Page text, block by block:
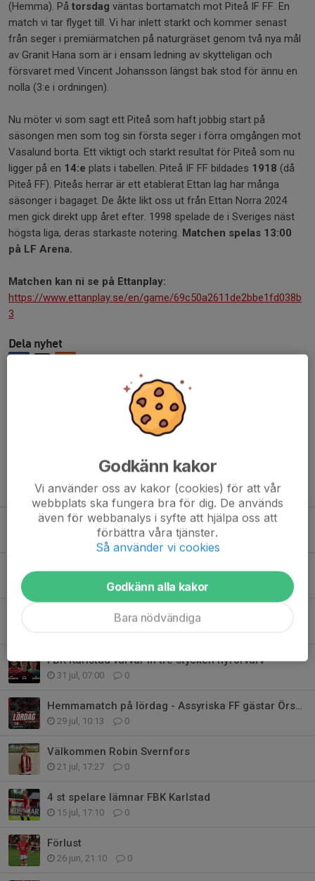
(Hemma). På torsdag väntas bortamatch mot Piteå IF FF. En
match vi tar flyget till. Vi har inlett starkt och kommer senast
från seger i premiärmatchen på naturgräset genom två nya mål
av Granit Hana som är i ensam ledning av skytteligan och
försvaret med Vincent Johansson längst bak stod för ännu en
nolla (3:e i ordningen).
Nu möter vi som sagt ett Piteå som haft jobbig start på
säsongen men som tog sin första seger i förra omgången mot
Vasalund borta. Ett viktigt och starkt resultat för Piteå som nu
ligger på en 14:e plats i tabellen. Piteå IF FF bildades 1918 (då
Piteå FF). Piteås herrar är ett etablerat Ettan lag har många
säsonger i bagaget. De åkte likt oss ut från Ettan Norra 2024
men gick direkt upp året efter. 1998 spelade de i Sveriges näst
högsta liga, deras starkaste notering. Matchen spelas 13:00
på LF Arena.
Matchen kan ni se på Ettanplay:
https://www.ettanplay.se/en/game/69c50a2611de2bbe1fd038b
3
Dela nyhet
Tidigare nyheter
Bortamatch mot serieledarna på söndag
Idag, 13:34 0
Förlust med 0-2
1 aug, 23:14 0
Matchdag - Assyriska FF på hemmaplan
FBK Karlstad värvar in tre stycken nyförvärv
31 jul, 07:00 0
Hemmamatch på lördag - Assyriska FF gästar Örsholmen
29 jul, 10:13 0
Välkommen Robin Svernfors
21 jul, 17:27 0
4 st spelare lämnar FBK Karlstad
15 jul, 17:10 0
Förlust
26 jun, 21:10 0
Godkänn kakor
Vi använder oss av kakor (cookies) för att vår
webbplats ska fungera bra för dig. De används
även för webbanalys i syfte att hjälpa oss att
förbättra våra tjänster.
Så använder vi cookies
Godkänn alla kakor
Bara nödvändiga